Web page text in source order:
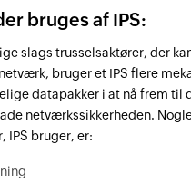
bruges af IPS:
slags trusselsaktører, der
bruger et IPS flere
datapakker i at nå frem til
netværkssikkerheden.
IPS bruger, er: